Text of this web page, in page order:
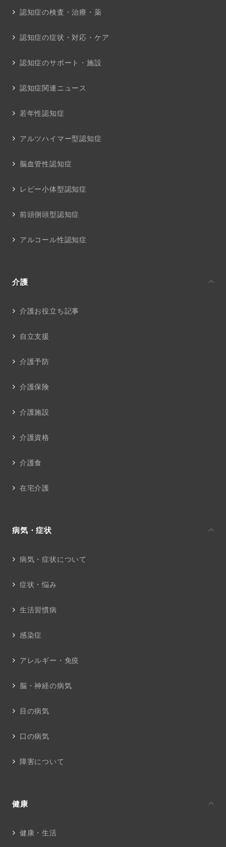
認知症の検査・治療・薬
認知症の症状・対応・ケア
認知症のサポート・施設
認知症関連ニュース
若年性認知症
アルツハイマー型認知症
脳血管性認知症
レビー小体型認知症
前頭側頭型認知症
アルコール性認知症
介護
介護お役立ち記事
自立支援
介護予防
介護保険
介護施設
介護資格
介護食
在宅介護
病気・症状
病気・症状について
症状・悩み
生活習慣病
感染症
アレルギー・免疫
脳・神経の病気
目の病気
口の病気
障害について
健康
健康・生活